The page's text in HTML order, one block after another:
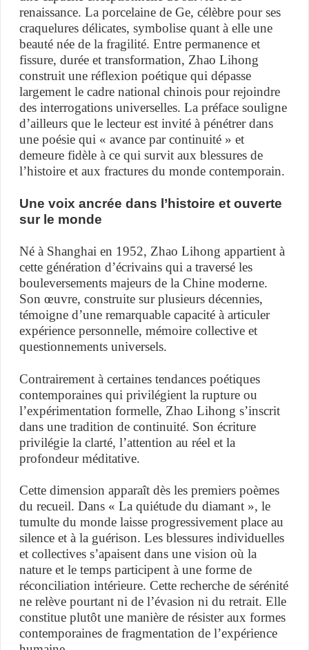
renaissance. La porcelaine de Ge, célèbre pour ses
craquelures délicates, symbolise quant à elle une
beauté née de la fragilité. Entre permanence et
fissure, durée et transformation, Zhao Lihong
construit une réflexion poétique qui dépasse
largement le cadre national chinois pour rejoindre
des interrogations universelles. La préface souligne
d’ailleurs que le lecteur est invité à pénétrer dans
une poésie qui « avance par continuité » et
demeure fidèle à ce qui survit aux blessures de
l’histoire et aux fractures du monde contemporain.
Une voix ancrée dans l’histoire et ouverte
sur le monde
Né à Shanghai en 1952, Zhao Lihong appartient à
cette génération d’écrivains qui a traversé les
bouleversements majeurs de la Chine moderne.
Son œuvre, construite sur plusieurs décennies,
témoigne d’une remarquable capacité à articuler
expérience personnelle, mémoire collective et
questionnements universels.
Contrairement à certaines tendances poétiques
contemporaines qui privilégient la rupture ou
l’expérimentation formelle, Zhao Lihong s’inscrit
dans une tradition de continuité. Son écriture
privilégie la clarté, l’attention au réel et la
profondeur méditative.
Cette dimension apparaît dès les premiers poèmes
du recueil. Dans « La quiétude du diamant », le
tumulte du monde laisse progressivement place au
silence et à la guérison. Les blessures individuelles
et collectives s’apaisent dans une vision où la
nature et le temps participent à une forme de
réconciliation intérieure. Cette recherche de sérénité
ne relève pourtant ni de l’évasion ni du retrait. Elle
constitue plutôt une manière de résister aux formes
contemporaines de fragmentation de l’expérience